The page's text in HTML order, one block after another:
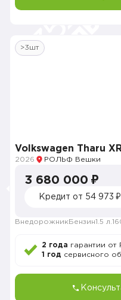
>3шт
Volkswagen Tharu
2026 РОЛЬФ Вешки
3 680 000 ₽
Кредит от 54 973
Внедорожник Бензин1.5 л.
2 года гарантии
1 год сервисного